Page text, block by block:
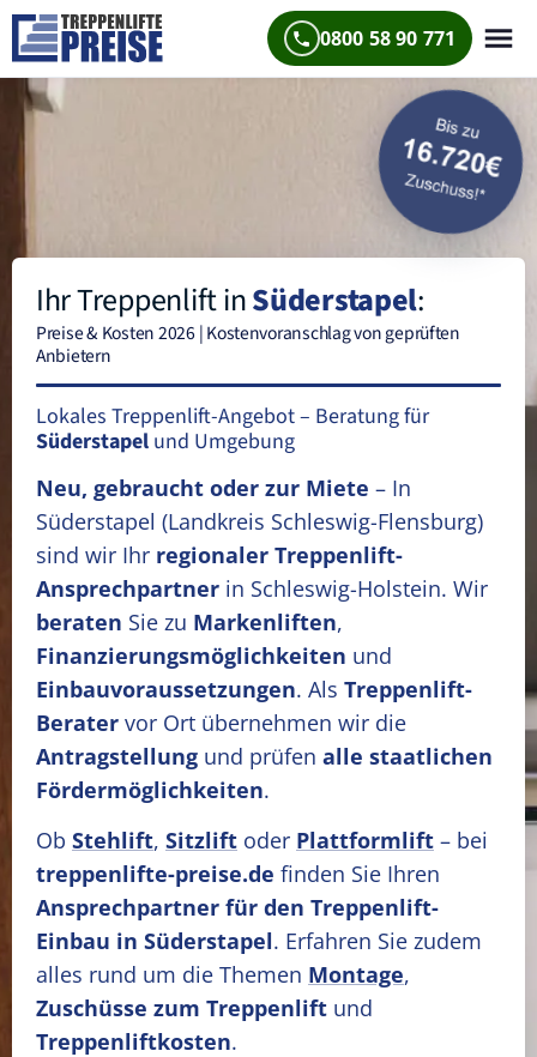
0800 58 90 771
Ihr Treppenlift inSüderstapel:
Preise & Kosten 2026 | Kostenvoranschlag von geprüften
Anbietern
Lokales Treppenlift-Angebot – Beratung für
Süderstapel und Umgebung
Neu, gebraucht oder zur Miete – In
Süderstapel (Landkreis Schleswig-Flensburg)
sind wir Ihr regionaler Treppenlift-
Ansprechpartner in Schleswig-Holstein. Wir
beraten Sie zu Markenliften,
Finanzierungsmöglichkeiten und
Einbauvoraussetzungen. Als Treppenlift-
Berater vor Ort übernehmen wir die
Antragstellung und prüfen alle staatlichen
Fördermöglichkeiten.
Ob Stehlift, Sitzlift oder Plattformlift – bei
treppenlifte-preise.de finden Sie Ihren
Ansprechpartner für den Treppenlift-
Einbau in Süderstapel. Erfahren Sie zudem
alles rund um die Themen Montage,
Zuschüsse zum Treppenlift und
Treppenliftkosten.